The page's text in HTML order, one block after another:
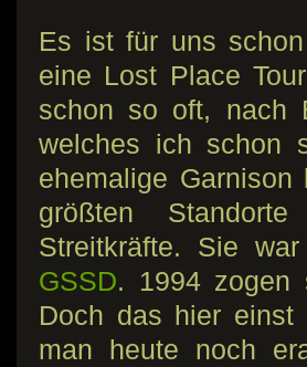
Es ist für uns
eine Lost Place
schon so oft, nach
welches ich schon
ehemalige
größten
Streitkräfte. Sie
GSSD. 1994 zogen
Doch das hier einst
man heute noch